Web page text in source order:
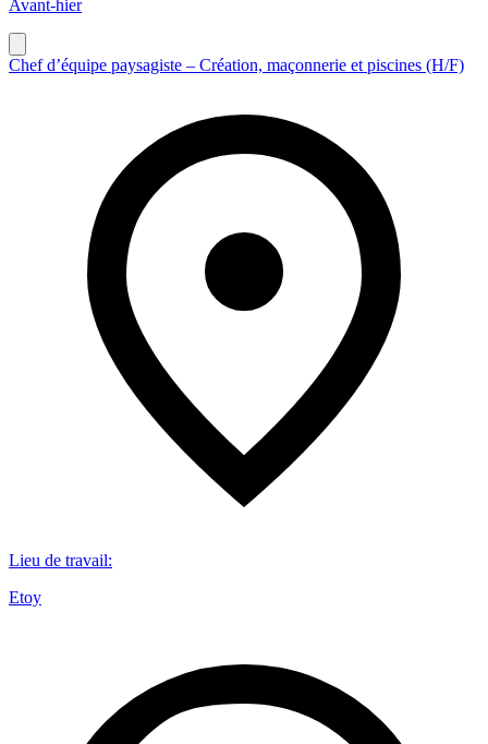
Avant-hier
Chef d’équipe paysagiste – Création, maçonnerie et piscines (H/F)
Lieu de travail:
Etoy